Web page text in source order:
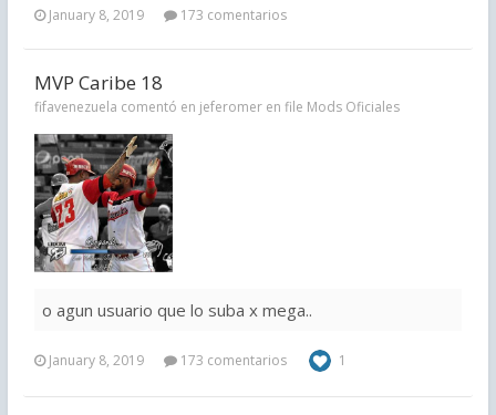
January 8, 2019 173 comentarios
MVP Caribe 18
fifavenezuela comentó en jeferomer en file Mods Oficiales
o agun usuario que lo suba x mega..
January 8, 2019 173 comentarios 1